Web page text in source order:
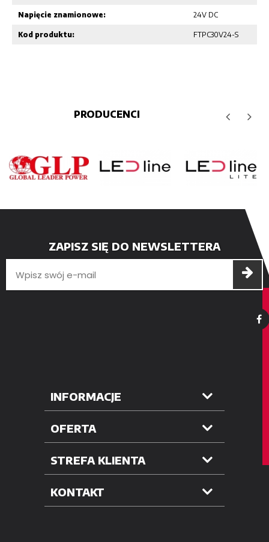
Napięcie znamionowe: 24V DC
Kod produktu: FTPC30V24-S
PRODUCENCI
ZAPISZ SIĘ DO NEWSLETTERA
INFORMACJE
OFERTA
STREFA KLIENTA
KONTAKT